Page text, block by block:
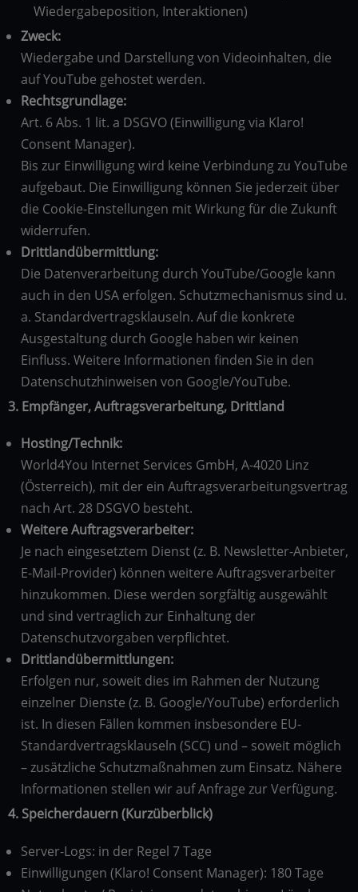
Wiedergabeposition, Interaktionen)
Zweck:
Wiedergabe und Darstellung von Videoinhalten, die
auf YouTube gehostet werden.
Rechtsgrundlage:
Art. 6 Abs. 1 lit. a DSGVO (Einwilligung via Klaro!
Consent Manager).
Bis zur Einwilligung wird keine Verbindung zu YouTube
aufgebaut. Die Einwilligung können Sie jederzeit über
die Cookie-Einstellungen mit Wirkung für die Zukunft
widerrufen.
Drittlandübermittlung:
Die Datenverarbeitung durch YouTube/Google kann
auch in den USA erfolgen. Schutzmechanismus sind u.
a. Standardvertragsklauseln. Auf die konkrete
Ausgestaltung durch Google haben wir keinen
Einfluss. Weitere Informationen finden Sie in den
Datenschutzhinweisen von Google/YouTube.
3. Empfänger, Auftragsverarbeitung, Drittland
Hosting/Technik:
World4You Internet Services GmbH, A-4020 Linz
(Österreich), mit der ein Auftragsverarbeitungsvertrag
nach Art. 28 DSGVO besteht.
Weitere Auftragsverarbeiter:
Je nach eingesetztem Dienst (z. B. Newsletter-Anbieter,
E-Mail-Provider) können weitere Auftragsverarbeiter
hinzukommen. Diese werden sorgfältig ausgewählt
und sind vertraglich zur Einhaltung der
Datenschutzvorgaben verpflichtet.
Drittlandübermittlungen:
Erfolgen nur, soweit dies im Rahmen der Nutzung
einzelner Dienste (z. B. Google/YouTube) erforderlich
ist. In diesen Fällen kommen insbesondere EU-
Standardvertragsklauseln (SCC) und – soweit möglich
– zusätzliche Schutzmaßnahmen zum Einsatz. Nähere
Informationen stellen wir auf Anfrage zur Verfügung.
4. Speicherdauern (Kurzüberblick)
Server-Logs: in der Regel 7 Tage
Einwilligungen (Klaro! Consent Manager): 180 Tage